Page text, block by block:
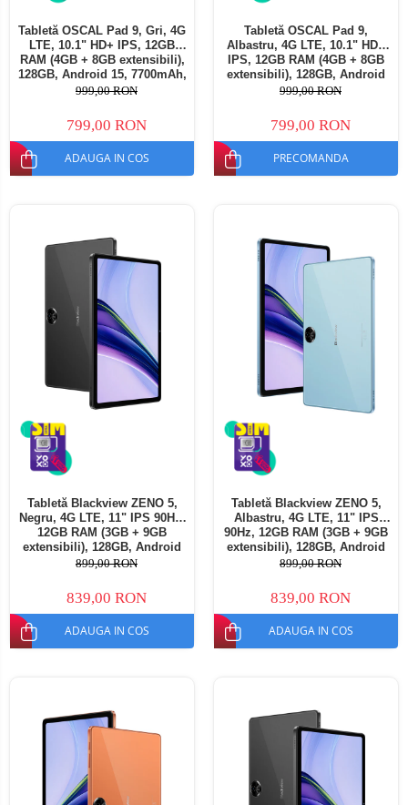
Tabletă OSCAL Pad 9, Gri, 4G
LTE, 10.1" HD+ IPS, 12GB
RAM (4GB + 8GB extensibili),
128GB, Android 15, 7700mAh,
Dual SIM
999,00 RON
799,00 RON
ADAUGA IN COS
Tabletă OSCAL Pad 9,
Albastru, 4G LTE, 10.1" HD+
IPS, 12GB RAM (4GB + 8GB
extensibili), 128GB, Android
15, 7700mAh, Dual SIM
999,00 RON
799,00 RON
PRECOMANDA
Tabletă Blackview ZENO 5,
Negru, 4G LTE, 11" IPS 90Hz,
12GB RAM (3GB + 9GB
extensibili), 128GB, Android
16, Unisoc T7250, 8300mAh,
SIM
899,00 RON
839,00 RON
ADAUGA IN COS
Tabletă Blackview ZENO 5,
Albastru, 4G LTE, 11" IPS
90Hz, 12GB RAM (3GB + 9GB
extensibili), 128GB, Android
16, Unisoc T7250, 8300mAh,
SIM
899,00 RON
839,00 RON
ADAUGA IN COS